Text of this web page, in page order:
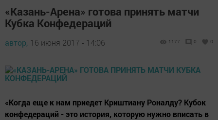
«Казань-Арена» готова принять матчи
Кубка Конфедераций
автор, 16 июня 2017 - 14:06 1177 0 0
«Когда еще к нам приедет Криштиану Роналду? Кубок
конфедераций - это история, которую нужно вписать в